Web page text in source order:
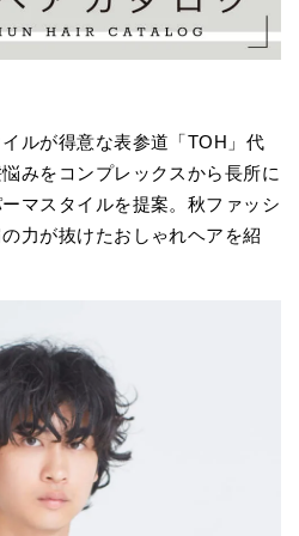
ルが得意な表参道「TOH」代
みをコンプレックスから長所に
マスタイルを提案。秋ファッシ
力が抜けたおしゃれヘアを紹